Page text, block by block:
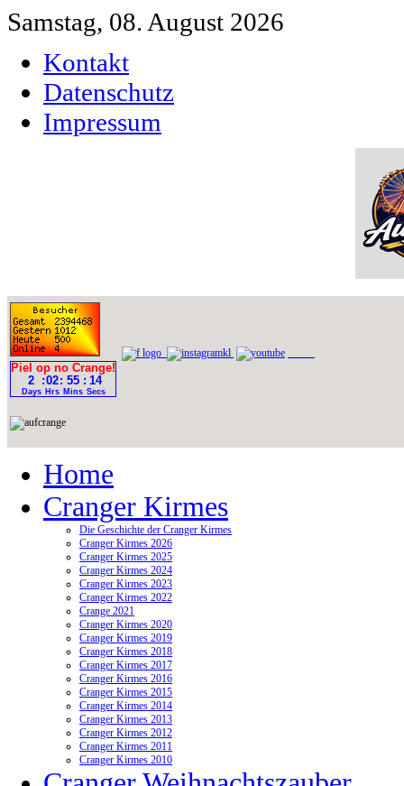
Samstag, 08. August 2026
Kontakt
Datenschutz
Impressum
Home
Cranger Kirmes
Die Geschichte der Cranger Kirmes
Cranger Kirmes 2026
Cranger Kirmes 2025
Cranger Kirmes 2024
Cranger Kirmes 2023
Cranger Kirmes 2022
Crange 2021
Cranger Kirmes 2020
Cranger Kirmes 2019
Cranger Kirmes 2018
Cranger Kirmes 2017
Cranger Kirmes 2016
Cranger Kirmes 2015
Cranger Kirmes 2014
Cranger Kirmes 2013
Cranger Kirmes 2012
Cranger Kirmes 2011
Cranger Kirmes 2010